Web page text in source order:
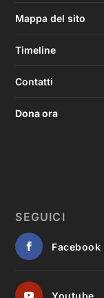
Mappa del sito
Timeline
Contatti
Dona ora
SEGUICI
Facebook